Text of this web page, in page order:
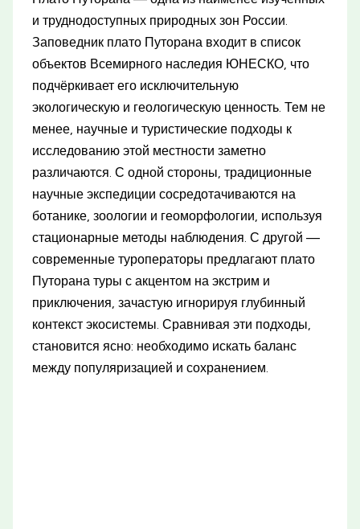
и труднодоступных природных зон России.
Заповедник плато Путорана входит в список
объектов Всемирного наследия ЮНЕСКО, что
подчёркивает его исключительную
экологическую и геологическую ценность. Тем не
менее, научные и туристические подходы к
исследованию этой местности заметно
различаются. С одной стороны, традиционные
научные экспедиции сосредотачиваются на
ботанике, зоологии и геоморфологии, используя
стационарные методы наблюдения. С другой —
современные туроператоры предлагают плато
Путорана туры с акцентом на экстрим и
приключения, зачастую игнорируя глубинный
контекст экосистемы. Сравнивая эти подходы,
становится ясно: необходимо искать баланс
между популяризацией и сохранением.